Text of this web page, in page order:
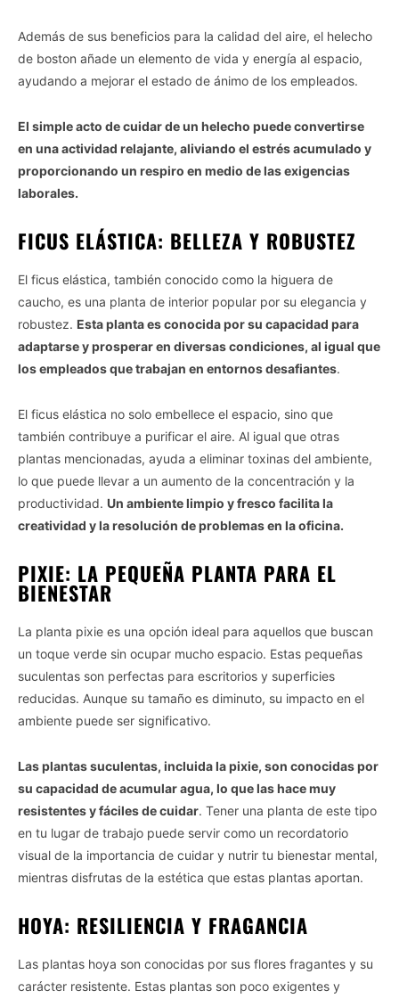
Además de sus beneficios para la calidad del aire, el helecho
de boston añade un elemento de vida y energía al espacio,
ayudando a mejorar el estado de ánimo de los empleados.
El simple acto de cuidar de un helecho puede convertirse
en una actividad relajante, aliviando el estrés acumulado y
proporcionando un respiro en medio de las exigencias
laborales.
FICUS ELÁSTICA: BELLEZA Y ROBUSTEZ
El ficus elástica, también conocido como la higuera de
caucho, es una planta de interior popular por su elegancia y
robustez. Esta planta es conocida por su capacidad para
adaptarse y prosperar en diversas condiciones, al igual que
los empleados que trabajan en entornos desafiantes.
El ficus elástica no solo embellece el espacio, sino que
también contribuye a purificar el aire. Al igual que otras
plantas mencionadas, ayuda a eliminar toxinas del ambiente,
lo que puede llevar a un aumento de la concentración y la
productividad. Un ambiente limpio y fresco facilita la
creatividad y la resolución de problemas en la oficina.
PIXIE: LA PEQUEÑA PLANTA PARA EL
BIENESTAR
La planta pixie es una opción ideal para aquellos que buscan
un toque verde sin ocupar mucho espacio. Estas pequeñas
suculentas son perfectas para escritorios y superficies
reducidas. Aunque su tamaño es diminuto, su impacto en el
ambiente puede ser significativo.
Las plantas suculentas, incluida la pixie, son conocidas por
su capacidad de acumular agua, lo que las hace muy
resistentes y fáciles de cuidar. Tener una planta de este tipo
en tu lugar de trabajo puede servir como un recordatorio
visual de la importancia de cuidar y nutrir tu bienestar mental,
mientras disfrutas de la estética que estas plantas aportan.
HOYA: RESILIENCIA Y FRAGANCIA
Las plantas hoya son conocidas por sus flores fragantes y su
carácter resistente. Estas plantas son poco exigentes y